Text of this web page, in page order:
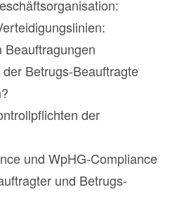
Beauftragungen
Betrugs-Beauftragte
der
und WpHG-Compliance
und Betrugs-